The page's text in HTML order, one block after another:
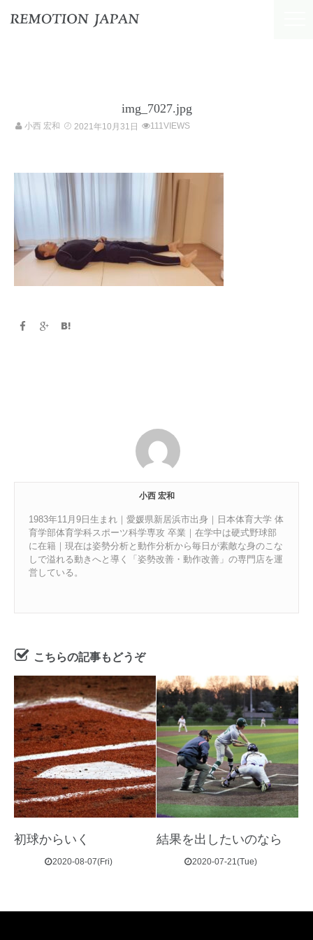
img_7027.jpg
小西 宏和 2021年10月31日 111VIEWS
小西 宏和
1983年11月9日生まれ｜愛媛県新居浜市出身｜日本体育大学 体
育学部体育学科スポーツ科学専攻 卒業｜在学中は硬式野球部
に在籍｜現在は姿勢分析と動作分析から毎日が素敵な身のこな
しで溢れる動きへと導く「姿勢改善・動作改善」の専門店を運
営している。
こちらの記事もどうぞ
初球からいく
2020-08-07(Fri)
結果を出したいのなら
2020-07-21(Tue)